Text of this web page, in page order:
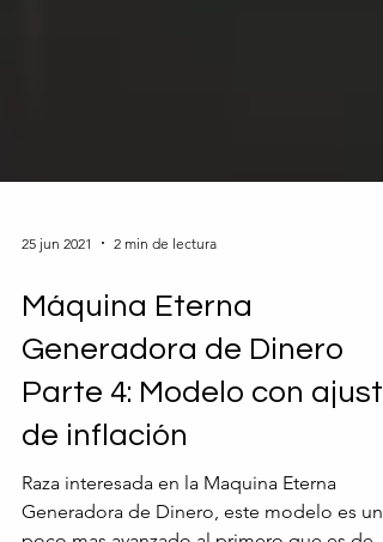
Máquina Eterna
Generadora de Dinero
Parte 4: Modelo con
de inflación
Raza interesada en la Maquina Eterna